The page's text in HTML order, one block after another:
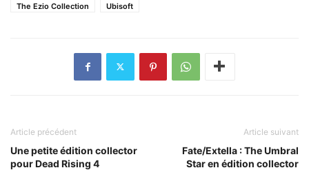
The Ezio Collection
Ubisoft
Article précédent
Une petite édition collector
pour Dead Rising 4
Article suivant
Fate/Extella : The Umbral
Star en édition collector